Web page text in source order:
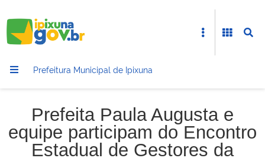
Prefeitura Municipal de Ipixuna
Prefeita Paula Augusta e
equipe participam do Encontro
Estadual de Gestores da